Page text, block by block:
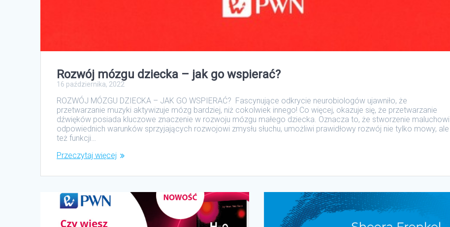
Rozwój mózgu dziecka – jak go wspierać?
16 października, 2022
ROZWÓJ MÓZGU DZIECKA – JAK GO WSPIERAĆ? Fascynujące odkrycie neurobiologów ujawniło, że
przetwarzanie muzyki aktywizuje mózg bardziej, niż cokolwiek innego! Co więcej, okazuje się, że przetwarzanie
dźwięków posiada kluczowe znaczenie w rozwoju mózgu małego dziecka. Oznacza to, że stworzenie maluchowi
odpowiednich warunków sprzyjających rozwojowi zmysłu słuchu, umożliwi prawidłowy rozwój nie tylko mowy, ale
też funkcji…
Przeczytaj więcej